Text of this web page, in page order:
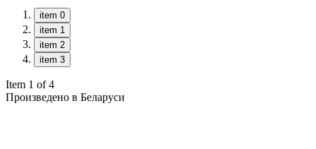
item 0
item 1
item 2
item 3
Item 1 of 4
Произведено в Беларуси